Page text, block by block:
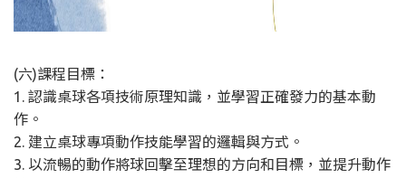
(六)課程目標：
1. 認識桌球各項技術原理知識，並學習正確發力的基本動
作。
2. 建立桌球專項動作技能學習的邏輯與方式。
3. 以流暢的動作將球回擊至理想的方向和目標，並提升動作